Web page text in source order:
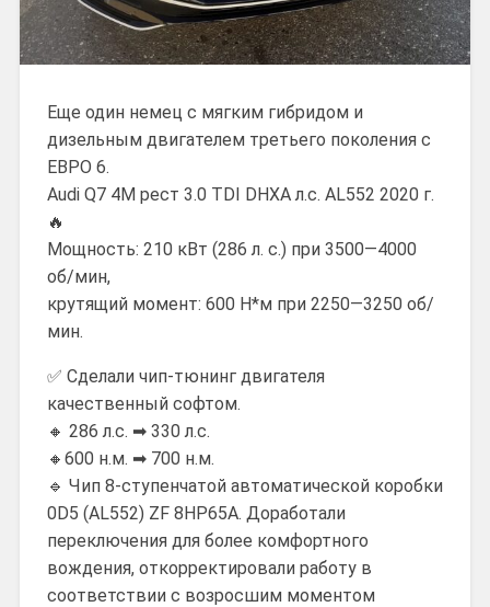
Еще один немец с мягким гибридом и
дизельным двигателем третьего поколения с
ЕВРО 6.
Audi Q7 4M рест 3.0 TDI DHXA л.с. AL552 2020 г.
🔥
Мощность: 210 кВт (286 л. с.) при 3500—4000
об/мин,
крутящий момент: 600 Н*м при 2250—3250 об/
мин.
✅ Сделали чип-тюнинг двигателя
качественный софтом.
🔸 286 л.с. ➡ 330 л.с.
🔸600 н.м. ➡ 700 н.м.
🔹 Чип 8-ступенчатой автоматической коробки
0D5 (AL552) ZF 8HP65A. Доработали
переключения для более комфортного
вождения, откорректировали работу в
соответствии с возросшим моментом